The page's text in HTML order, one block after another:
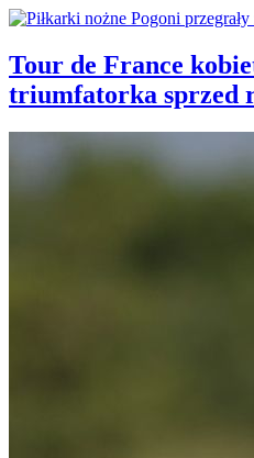
Tour de France
triumfatorka sprzed